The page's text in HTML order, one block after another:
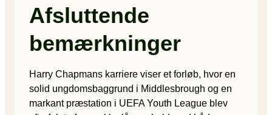
Afsluttende
bemærkninger
Harry Chapmans karriere viser et forløb, hvor en
solid ungdomsbaggrund i Middlesbrough og en
markant præstation i UEFA Youth League blev